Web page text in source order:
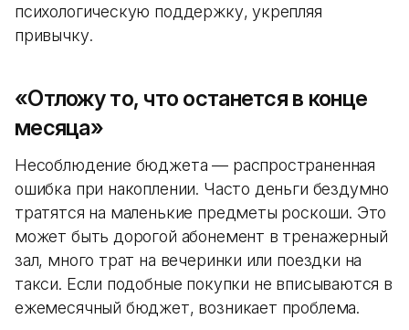
психологическую поддержку, укрепляя
привычку.
«Отложу то, что останется в конце
месяца»
Несоблюдение бюджета — распространенная
ошибка при накоплении. Часто деньги бездумно
тратятся на маленькие предметы роскоши. Это
может быть дорогой абонемент в тренажерный
зал, много трат на вечеринки или поездки на
такси. Если подобные покупки не вписываются в
ежемесячный бюджет, возникает проблема.